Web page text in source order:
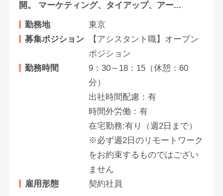
開。 マーケティング、タイアップ、アー...
勤務地
東京
募集ポジション
【アシスタント職】オープン
ポジション
勤務時間
9：30～18：15（休憩：60
分）
出社時間配慮：有
時間外労働：有
在宅勤務:有り（週2日まで）
※必ず週2日のリモートワーク
をお約束するものではござい
ません
雇用形態
契約社員